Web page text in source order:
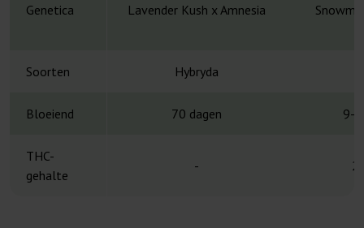
Genetica Lavender Kush x Amnesia
Soorten Hybryda
Bloeiend 70 dagen 9-
THC-
gehalte
-